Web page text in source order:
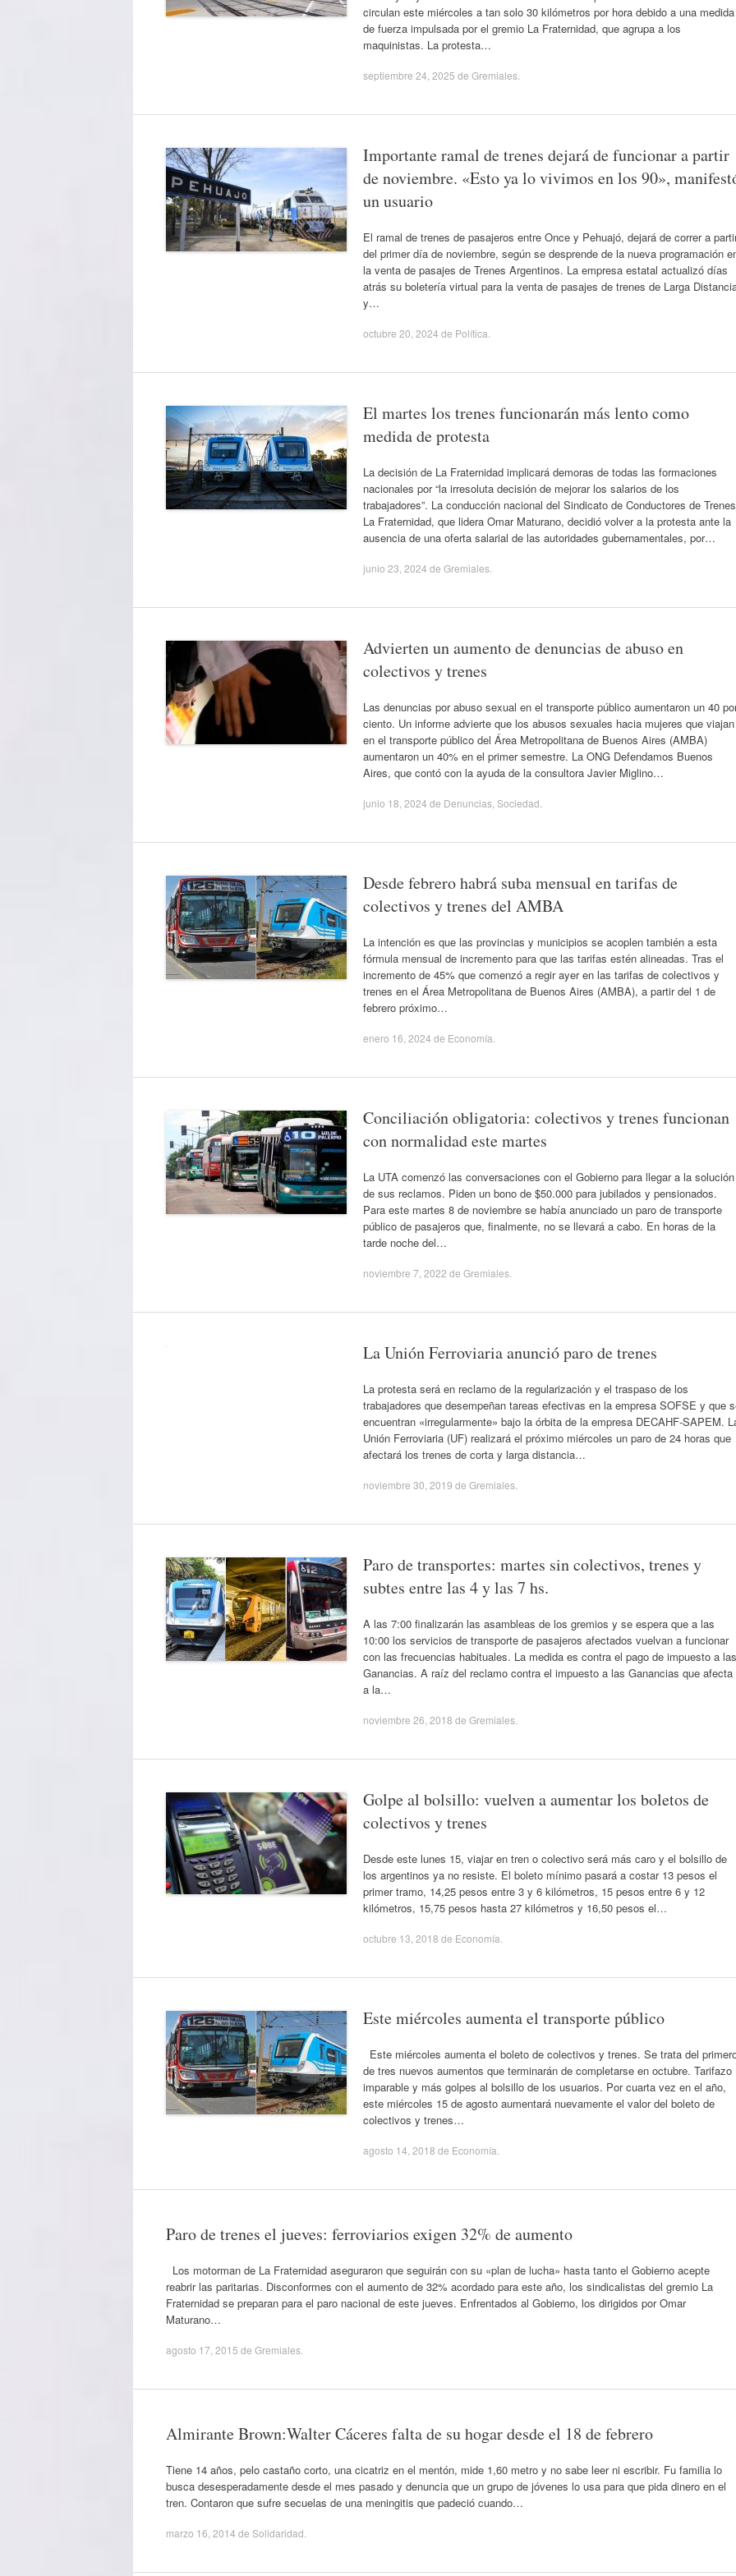
circulan este miércoles a tan solo 30 kilómetros por hora debido a una medida
de fuerza impulsada por el gremio La Fraternidad, que agrupa a los
maquinistas. La protesta…
septiembre 24, 2025 de Gremiales
Importante ramal de trenes dejará de funcionar a partir
de noviembre. «Esto ya lo vivimos en los 90»,
un usuario
El ramal de trenes de pasajeros entre Once y Pehuajó, dejará de correr a
del primer día de noviembre, según se desprende de la nueva programación
la venta de pasajes de Trenes Argentinos. La empresa estatal actualizó días
atrás su boletería virtual para la venta de pasajes de trenes de Larga
y…
octubre 20, 2024 de Política
El martes los trenes funcionarán más lento como
medida de protesta
La decisión de La Fraternidad implicará demoras de todas las formaciones
nacionales por “la irresoluta decisión de mejorar los salarios de los
trabajadores”. La conducción nacional del Sindicato de Conductores de Trenes
La Fraternidad, que lidera Omar Maturano, decidió volver a la protesta ante la
ausencia de una oferta salarial de las autoridades gubernamentales, por…
junio 23, 2024 de Gremiales
Advierten un aumento de denuncias de abuso en
colectivos y trenes
Las denuncias por abuso sexual en el transporte público aumentaron un 40
ciento. Un informe advierte que los abusos sexuales hacia mujeres que viajan
en el transporte público del Área Metropolitana de Buenos Aires (AMBA)
aumentaron un 40% en el primer semestre. La ONG Defendamos Buenos
Aires, que contó con la ayuda de la consultora Javier Miglino…
junio 18, 2024 de Denuncias Sociedad
Desde febrero habrá suba mensual en tarifas de
colectivos y trenes del AMBA
La intención es que las provincias y municipios se acoplen también a esta
fórmula mensual de incremento para que las tarifas estén alineadas. Tras el
incremento de 45% que comenzó a regir ayer en las tarifas de colectivos y
trenes en el Área Metropolitana de Buenos Aires (AMBA), a partir del 1 de
febrero próximo…
enero 16, 2024 de Economía
Conciliación obligatoria: colectivos y trenes funcionan
con normalidad este martes
La UTA comenzó las conversaciones con el Gobierno para llegar a la solución
de sus reclamos. Piden un bono de $50.000 para jubilados y pensionados.
Para este martes 8 de noviembre se había anunciado un paro de transporte
público de pasajeros que, finalmente, no se llevará a cabo. En horas de la
tarde noche del…
noviembre 7, 2022 de Gremiales
La Unión Ferroviaria anunció paro de trenes
La protesta será en reclamo de la regularización y el traspaso de los
trabajadores que desempeñan tareas efectivas en la empresa SOFSE y que
encuentran «irregularmente» bajo la órbita de la empresa DECAHF-SAPEM.
Unión Ferroviaria (UF) realizará el próximo miércoles un paro de 24 horas que
afectará los trenes de corta y larga distancia…
noviembre 30, 2019 de Gremiales
Paro de transportes: martes sin colectivos, trenes y
subtes entre las 4 y las 7 hs.
A las 7:00 finalizarán las asambleas de los gremios y se espera que a las
10:00 los servicios de transporte de pasajeros afectados vuelvan a funcionar
con las frecuencias habituales. La medida es contra el pago de impuesto a las
Ganancias. A raíz del reclamo contra el impuesto a las Ganancias que afecta
a la…
noviembre 26, 2018 de Gremiales
Golpe al bolsillo: vuelven a aumentar los boletos de
colectivos y trenes
Desde este lunes 15, viajar en tren o colectivo será más caro y el bolsillo de
los argentinos ya no resiste. El boleto mínimo pasará a costar 13 pesos el
primer tramo, 14,25 pesos entre 3 y 6 kilómetros, 15 pesos entre 6 y 12
kilómetros, 15,75 pesos hasta 27 kilómetros y 16,50 pesos el…
octubre 13, 2018 de Economía
Este miércoles aumenta el transporte público
Este miércoles aumenta el boleto de colectivos y trenes. Se trata del
de tres nuevos aumentos que terminarán de completarse en octubre. Tarifazo
imparable y más golpes al bolsillo de los usuarios. Por cuarta vez en el año,
este miércoles 15 de agosto aumentará nuevamente el valor del boleto de
colectivos y trenes…
agosto 14, 2018 de Economía
Paro de trenes el jueves: ferroviarios exigen 32% de aumento
Los motorman de La Fraternidad aseguraron que seguirán con su «plan de lucha» hasta tanto el Gobierno acepte
reabrir las paritarias. Disconformes con el aumento de 32% acordado para este año, los sindicalistas del gremio La
Fraternidad se preparan para el paro nacional de este jueves. Enfrentados al Gobierno, los dirigidos por Omar
Maturano…
agosto 17, 2015 de Gremiales
Almirante Brown:Walter Cáceres falta de su hogar desde el 18 de febrero
Tiene 14 años, pelo castaño corto, una cicatriz en el mentón, mide 1,60 metro y no sabe leer ni escribir. Fu familia lo
busca desesperadamente desde el mes pasado y denuncia que un grupo de jóvenes lo usa para que pida dinero en el
tren. Contaron que sufre secuelas de una meningitis que padeció cuando…
marzo 16, 2014 de Solidaridad